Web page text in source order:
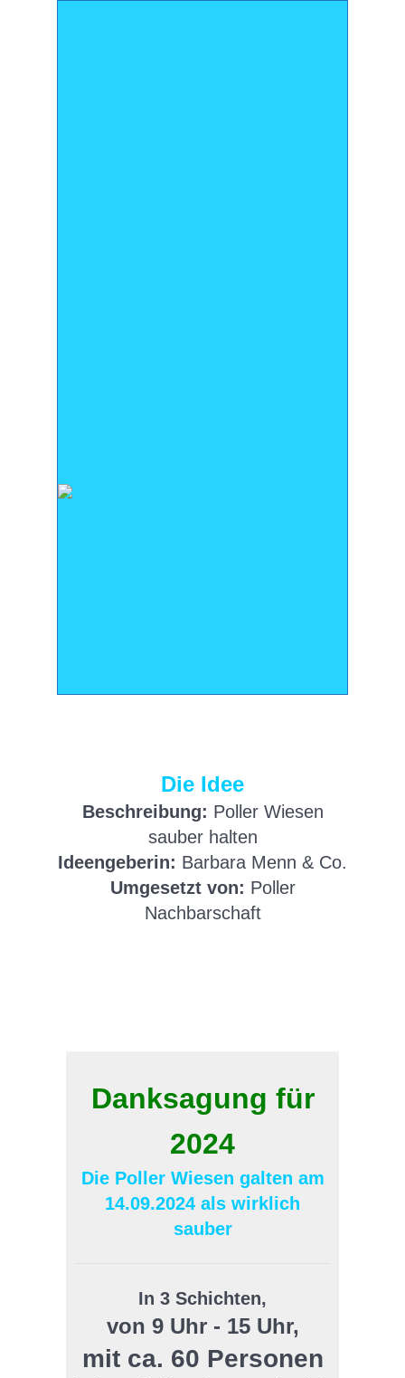
Die Idee
Beschreibung: Poller Wiesen
sauber halten
Ideengeberin: Barbara Menn & Co.
Umgesetzt von: Poller
Nachbarschaft
Danksagung für
2024
Die Poller Wiesen galten am
14.09.2024 als wirklich
sauber
In 3 Schichten,
von 9 Uhr - 15 Uhr,
mit ca. 60 Personen